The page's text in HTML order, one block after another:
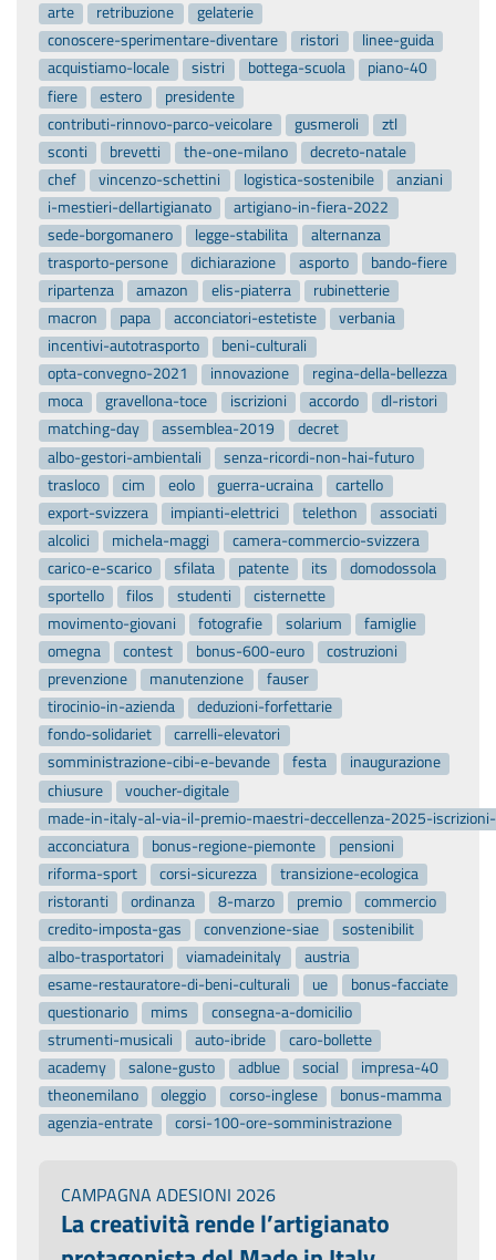
arte
retribuzione
gelaterie
conoscere-sperimentare-diventare
ristori
linee-guida
acquistiamo-locale
sistri bottega-scuola
piano-40
fiere
estero
presidente
contributi-rinnovo-parco-veicolare
gusmeroli
ztl
sconti
brevetti the-one-milano
decreto-natale
chef
vincenzo-schettini logistica-sostenibile
anziani
i-mestieri-dellartigianato
artigiano-in-fiera-2022
sede-borgomanero
legge-stabilita
alternanza
trasporto-persone
dichiarazione asporto
bando-fiere
ripartenza
amazon elis-piaterra
rubinetterie
macron
papa acconciatori-estetiste
verbania
incentivi-autotrasporto
beni-culturali
opta-convegno-2021
innovazione
regina-della-bellezza
moca
gravellona-toce iscrizioni accordo
dl-ristori
matching-day
assemblea-2019
decret
albo-gestori-ambientali
senza-ricordi-non-hai-futuro
trasloco
cim eolo guerra-ucraina
cartello
export-svizzera
impianti-elettrici telethon
associati
alcolici
michela-maggi
camera-commercio-svizzera
carico-e-scarico
sfilata patente its
domodossola
sportello
filos studenti
cisternette
movimento-giovani
fotografie solarium
famiglie
omegna
contest bonus-600-euro
costruzioni
prevenzione
manutenzione
fauser
tirocinio-in-azienda
deduzioni-forfettarie
fondo-solidariet
carrelli-elevatori
somministrazione-cibi-e-bevande
festa
inaugurazione
chiusure
voucher-digitale
made-in-italy-al-via-il-premio-maestri-deccellenza-2025-
acconciatura
bonus-regione-piemonte
pensioni
riforma-sport
corsi-sicurezza
transizione-ecologica
ristoranti
ordinanza 8-marzo premio
commercio
credito-imposta-gas
convenzione-siae
sostenibilit
albo-trasportatori
viamadeinitaly
austria
esame-restauratore-di-beni-culturali
ue
bonus-facciate
questionario
mims
consegna-a-domicilio
strumenti-musicali
auto-ibride
caro-bollette
academy
salone-gusto adblue social
impresa-40
theonemilano
oleggio corso-inglese
bonus-mamma
agenzia-entrate
corsi-100-ore-somministrazione
CAMPAGNA ADESIONI 2026
La creatività rende l’artigianato